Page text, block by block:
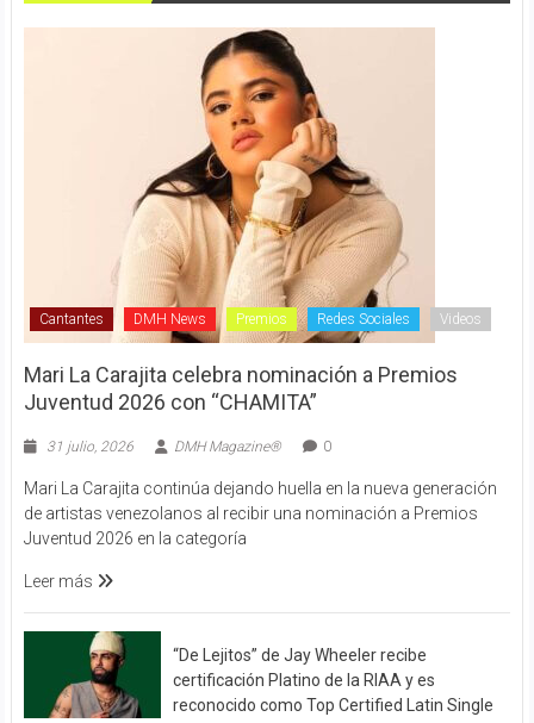
Cantantes DMH News Premios Redes Sociales Videos
Mari La Carajita celebra nominación a Premios
Juventud 2026 con “CHAMITA”
31 julio, 2026 DMH Magazine® 0
Mari La Carajita continúa dejando huella en la nueva generación
de artistas venezolanos al recibir una nominación a Premios
Juventud 2026 en la categoría
Leer más
“De Lejitos” de Jay Wheeler recibe
certificación Platino de la RIAA y es
reconocido como Top Certified Latin Single